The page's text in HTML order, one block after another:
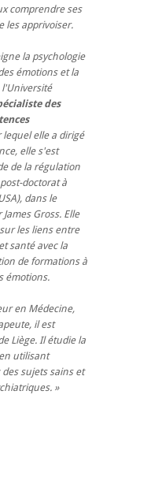
comprendre ses
les apprivoiser.
la psychologie
émotions et la
l'Université
des
lequel elle a dirigé
elle s'est
de la régulation
doctorat à
dans le
Gross. Elle
les liens entre
santé avec la
de formations à
émotions.
en Médecine,
il est
Liège. Il étudie la
utilisant
sujets sains et